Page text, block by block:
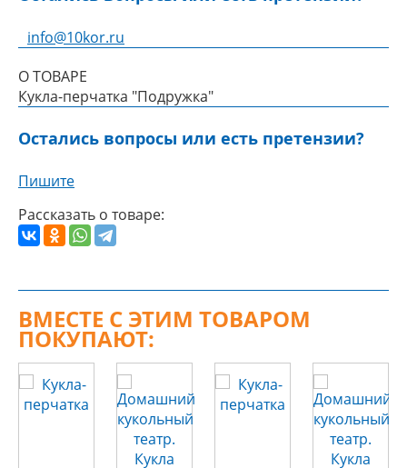
info@10kor.ru
О ТОВАРЕ
Кукла-перчатка "Подружка"
Остались вопросы или есть претензии?
Пишите
Рассказать о товаре:
ВМЕСТЕ С ЭТИМ ТОВАРОМ
ПОКУПАЮТ: